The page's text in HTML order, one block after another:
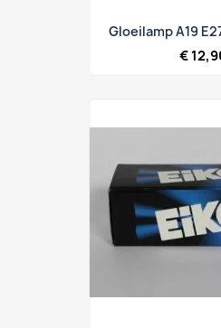
Gloeilamp A19
€